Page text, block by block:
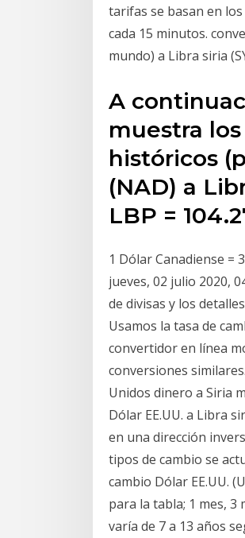
tarifas se basan en
cada 15 minutos.
mundo) a Libra siria
A
muestra
históricos
(NAD) a
LBP =
1 Dólar Canadiense =
jueves, 02 julio 2020,
de divisas y los
Usamos la tasa de
convertidor en línea
conversiones
Unidos dinero a Siria
Dólar EE.UU. a Libra
en una dirección
tipos de cambio se
cambio Dólar EE.UU.
para la tabla; 1 mes, 3
varía de 7 a 13 años